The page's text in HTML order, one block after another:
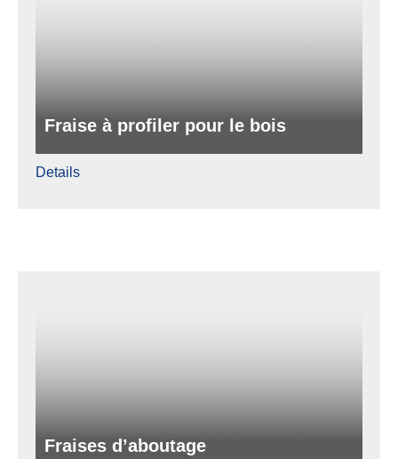
Fraise à profiler pour le bois
Details
Fraises d’aboutage